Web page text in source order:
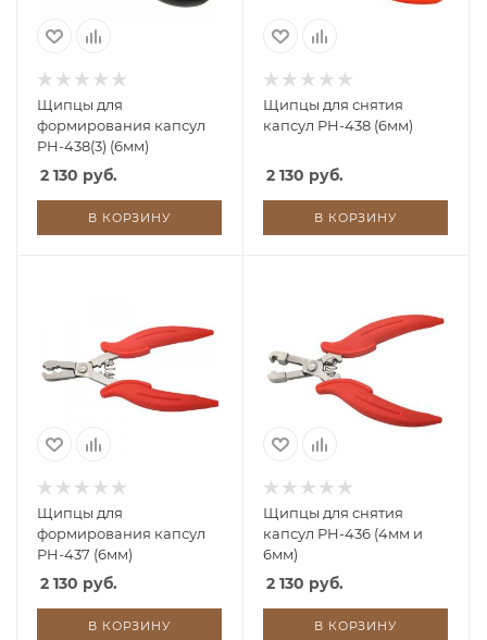
Щипцы для
формирования капсул
PH-438(3) (6мм)
2 130 руб.
В КОРЗИНУ
Щипцы для снятия
капсул PH-438 (6мм)
2 130 руб.
В КОРЗИНУ
Щипцы для
формирования капсул
PH-437 (6мм)
2 130 руб.
В КОРЗИНУ
Щипцы для снятия
капсул PH-436 (4мм и
6мм)
2 130 руб.
В КОРЗИНУ